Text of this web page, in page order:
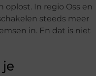
oplost. In regio Oss en
steeds meer
in. En dat is niet